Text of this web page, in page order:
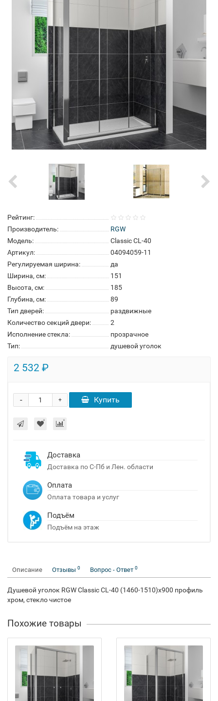
Рейтинг:
Производитель:
RGW
Модель:
Classic CL-40
Артикул:
04094059-11
Регулируемая ширина:
да
Ширина, см:
151
Высота, см:
185
Глубина, см:
89
Тип дверей:
раздвижные
Количество секций двери:
2
Исполнение стекла:
прозрачное
Тип:
душевой уголок
2 532 ₽
+
- Купить
Доставка
Доставка по С-Пб и Лен. области
Оплата
Оплата товара и услуг
Подъём
Подъём на этаж
Описание Отзывы 0 Вопрос - Ответ 0
Душевой уголок RGW Classic CL-40 (1460-1510)х900 профиль
хром, стекло чистое
Похожие товары